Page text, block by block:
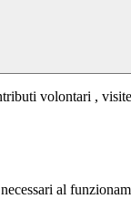
volontari ,
al